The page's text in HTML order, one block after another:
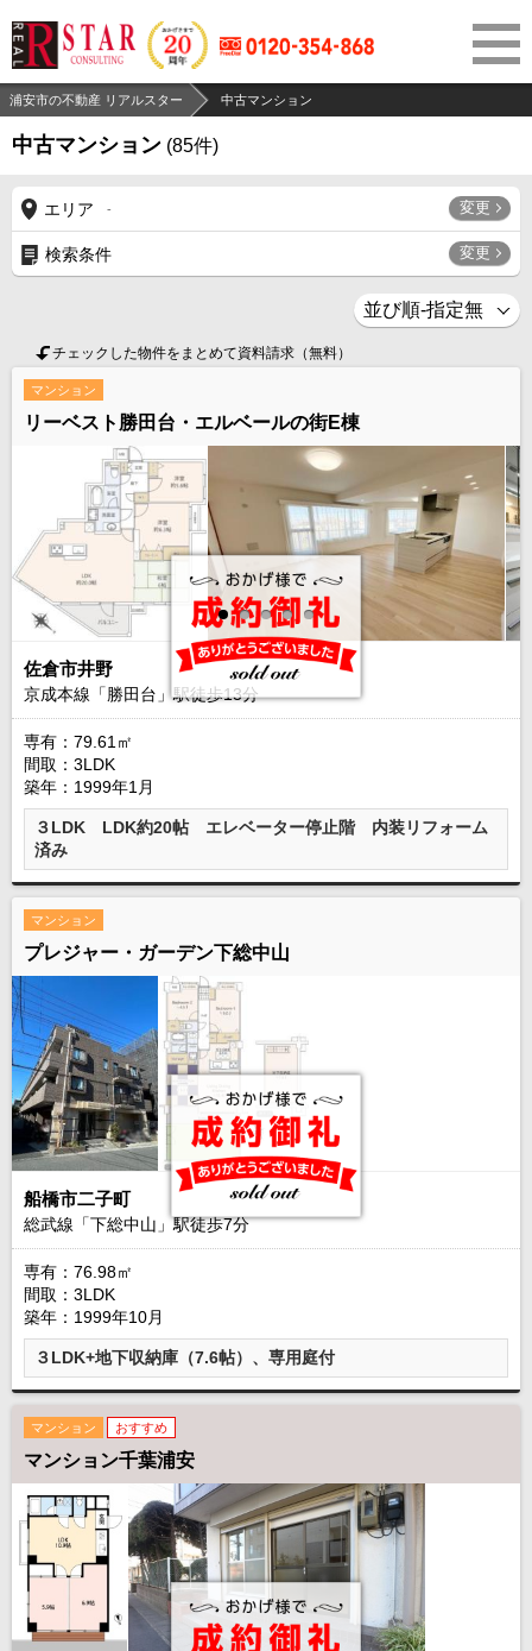
浦安市の不動産 リアルスター 中古マンション
中古マンション (85件)
エリア - 変更
検索条件 変更
チェックした物件をまとめて資料請求（無料）
マンション
リーベスト勝田台・エルベールの街E棟
佐倉市井野
京成本線「勝田台」駅徒歩13分
専有：79.61㎡
間取：3LDK
築年：1999年1月
３LDK LDK約20帖 エレベーター停止階 内装リフォーム
済み
マンション
プレジャー・ガーデン下総中山
船橋市二子町
総武線「下総中山」駅徒歩7分
専有：76.98㎡
間取：3LDK
築年：1999年10月
３LDK+地下収納庫（7.6帖）、専用庭付
マンション おすすめ
マンション千葉浦安